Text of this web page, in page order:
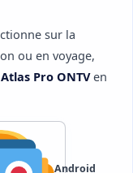
sur la
ou en voyage,
Atlas Pro ONTVen
Android